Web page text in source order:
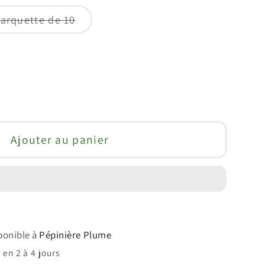
de 10Variante
épuisée
Ajouter au panier
à Pépinière Plume
2 à 4 jours